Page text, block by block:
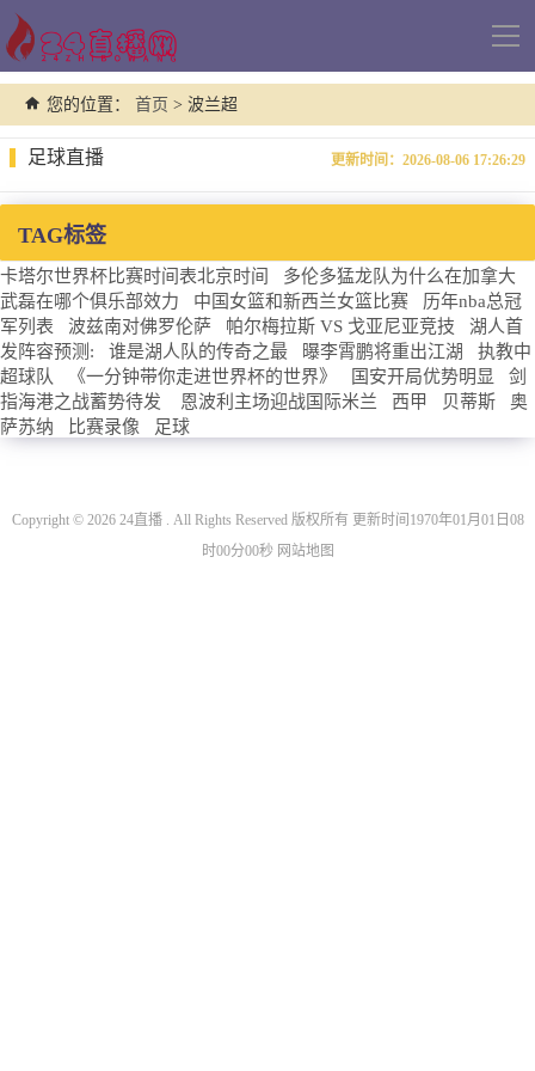
导
您的位置： 首页 > 波兰超
足球直播 更新时间：2026-08-06 17:26:29
TAG标签
卡塔尔世界杯比赛时间表北京时间
多伦多猛龙队为什么在加拿大
武磊在哪个俱乐部效力
中国女篮和新西兰女篮比赛
历年nba总冠
军列表
波兹南对佛罗伦萨 帕尔梅拉斯 VS 戈亚尼亚竞技
湖人首
发阵容预测:
谁是湖人队的传奇之最 曝李霄鹏将重出江湖
执教中
超球队
《一分钟带你走进世界杯的世界》 国安开局优势明显
剑
指海港之战蓄势待发
恩波利主场迎战国际米兰 西甲 贝蒂斯
奥
萨苏纳
比赛录像 足球
Copyright © 2026 24直播 . All Rights Reserved 版权所有 更新时间1970年01月01日08
时00分00秒 网站地图